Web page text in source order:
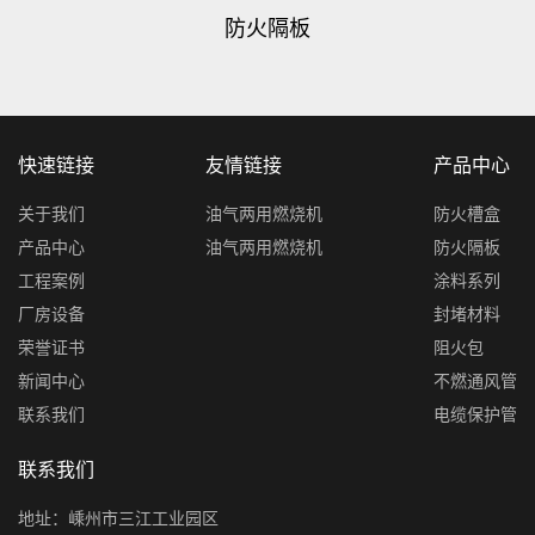
防火隔板
快速链接
关于我们
产品中心
工程案例
厂房设备
荣誉证书
新闻中心
联系我们
友情链接
油气两用燃烧机
油气两用燃烧机
产品中心
防火槽盒
防火隔板
涂料系列
封堵材料
阻火包
不燃通风管
电缆保护管
联系我们
地址：嵊州市三江工业园区